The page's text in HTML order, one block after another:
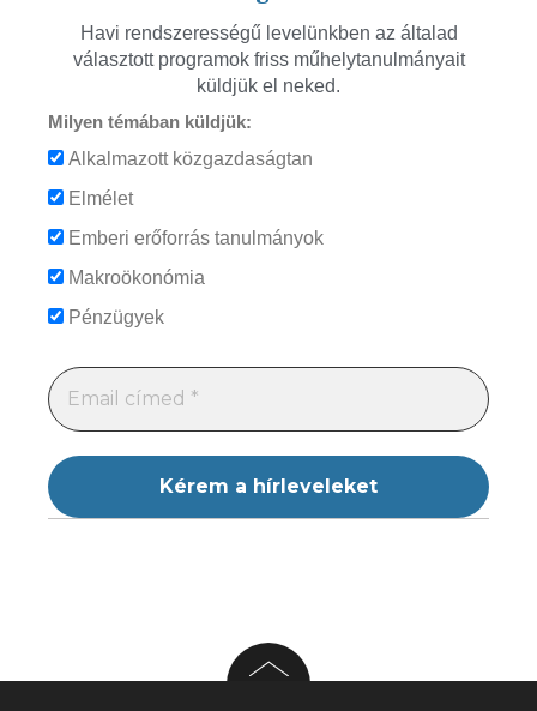
Havi rendszerességű levelünkben az általad
választott programok friss műhelytanulmányait
küldjük el neked.
Milyen témában küldjük:
Alkalmazott közgazdaságtan
Elmélet
Emberi erőforrás tanulmányok
Makroökonómia
Pénzügyek